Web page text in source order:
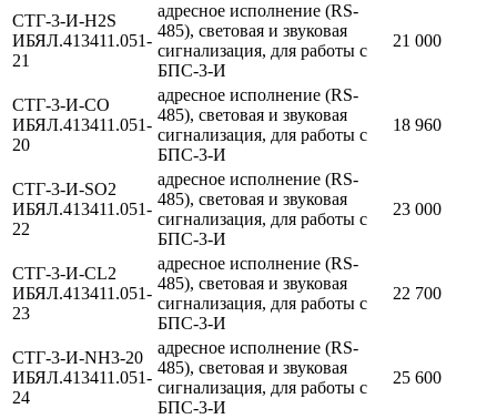
СТГ-3-И-H2S
ИБЯЛ.413411.051-
21
адресное исполнение (RS-
485), световая и звуковая
сигнализация, для работы с
БПС-3-И
21 000
СТГ-3-И-CO
ИБЯЛ.413411.051-
20
адресное исполнение (RS-
485), световая и звуковая
сигнализация, для работы с
БПС-3-И
18 960
СТГ-3-И-SO2
ИБЯЛ.413411.051-
22
адресное исполнение (RS-
485), световая и звуковая
сигнализация, для работы с
БПС-3-И
23 000
СТГ-3-И-CL2
ИБЯЛ.413411.051-
23
адресное исполнение (RS-
485), световая и звуковая
сигнализация, для работы с
БПС-3-И
22 700
СТГ-3-И-NH3-20
ИБЯЛ.413411.051-
24
адресное исполнение (RS-
485), световая и звуковая
сигнализация, для работы с
БПС-3-И
25 600